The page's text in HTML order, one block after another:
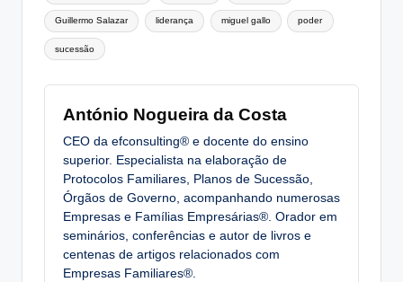
Guillermo Salazar liderança miguel gallo poder
sucessão
António Nogueira da Costa
CEO da efconsulting® e docente do ensino
superior. Especialista na elaboração de
Protocolos Familiares, Planos de Sucessão,
Órgãos de Governo, acompanhando numerosas
Empresas e Famílias Empresárias®. Orador em
seminários, conferências e autor de livros e
centenas de artigos relacionados com
Empresas Familiares®.